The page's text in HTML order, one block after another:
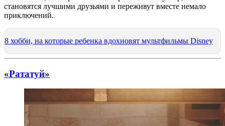
становятся лучшими друзьями и переживут вместе немало
приключений.
8 хобби, на которые ребенка вдохновят мультфильмы Disney
«Рататуй»